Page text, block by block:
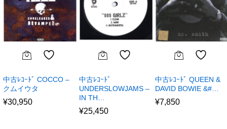
中古ﾚｺｰﾄﾞ COCCO –
クムイウタ
¥30,950
中古ﾚｺｰﾄﾞ
UNDERSLOWJAMS –
IN TH…
¥25,450
中古ﾚｺｰﾄﾞ QUEEN &
DAVID BOWIE &#…
¥7,850